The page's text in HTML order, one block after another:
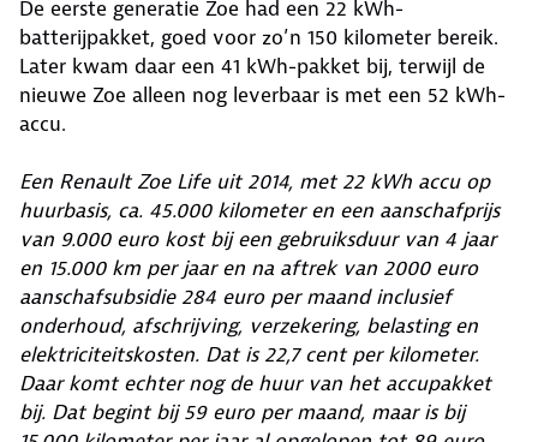
De eerste generatie Zoe had een 22 kWh-
batterijpakket, goed voor zo’n 150 kilometer bereik.
Later kwam daar een 41 kWh-pakket bij, terwijl de
nieuwe Zoe alleen nog leverbaar is met een 52 kWh-
accu.
Een Renault Zoe Life uit 2014, met 22 kWh accu op
huurbasis, ca. 45.000 kilometer en een aanschafprijs
van 9.000 euro kost bij een gebruiksduur van 4 jaar
en 15.000 km per jaar en na aftrek van 2000 euro
aanschafsubsidie 284 euro per maand inclusief
onderhoud, afschrijving, verzekering, belasting en
elektriciteitskosten. Dat is 22,7 cent per kilometer.
Daar komt echter nog de huur van het accupakket
bij. Dat begint bij 59 euro per maand, maar is bij